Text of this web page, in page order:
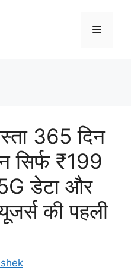
Menu
365 दिन
सिर्फ ₹199
डेटा और
की पहली